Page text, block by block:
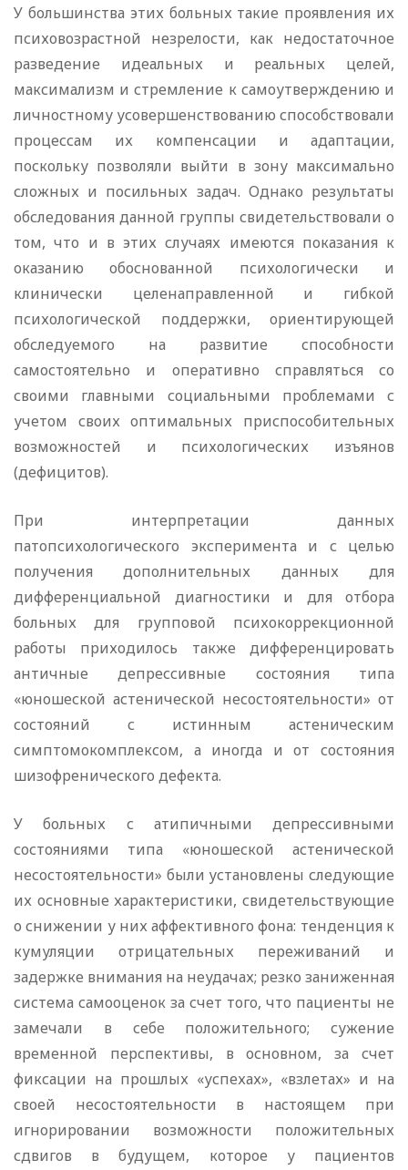
У большинства этих больных такие проявления их
психовозрастной незрелости, как недостаточное
разведение идеальных и реальных целей,
максимализм и стремление к самоутверждению и
личностному усовершенствованию способствовали
процессам их компенсации и адаптации,
поскольку позволяли выйти в зону максимально
сложных и посильных задач. Однако результаты
обследования данной группы свидетельствовали о
том, что и в этих случаях имеются показания к
оказанию обоснованной психологически и
клинически целенаправленной и гибкой
психологической поддержки, ориентирующей
обследуемого на развитие способности
самостоятельно и оперативно справляться со
своими главными социальными проблемами с
учетом своих оптимальных приспособительных
возможностей и психологических изъянов
(дефицитов).
При интерпретации данных
патопсихологического эксперимента и с целью
получения дополнительных данных для
дифференциальной диагностики и для отбора
больных для групповой психокоррекционной
работы приходилось также дифференцировать
античные депрессивные состояния типа
«юношеской астенической несостоятельности» от
состояний с истинным астеническим
симптомокомплексом, а иногда и от состояния
шизофренического дефекта.
У больных с атипичными депрессивными
состояниями типа «юношеской астенической
несостоятельности» были установлены следующие
их основные характеристики, свидетельствующие
о снижении у них аффективного фона: тенденция к
кумуляции отрицательных переживаний и
задержке внимания на неудачах; резко заниженная
система самооценок за счет того, что пациенты не
замечали в себе положительного; сужение
временной перспективы, в основном, за счет
фиксации на прошлых «успехах», «взлетах» и на
своей несостоятельности в настоящем при
игнорировании возможности положительных
сдвигов в будущем, которое у пациентов